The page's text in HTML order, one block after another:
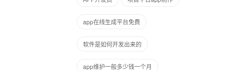
app在线生成平台免费
软件是如何开发出来的
app维护一般多少钱一个月